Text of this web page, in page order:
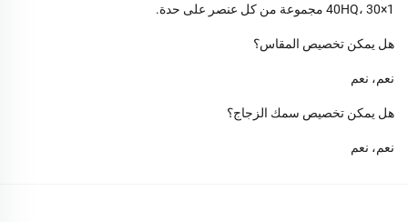
1×40HQ، 30 مجموعة من كل عنصر على حدة.
هل يمكن تخصيص المقاس؟
نعم، نعم
هل يمكن تخصيص سمك الزجاج؟
نعم، نعم